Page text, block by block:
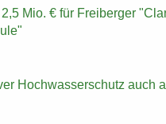
Mio. € für Frei­ber­ger
Hoch­was­ser­schutz auch